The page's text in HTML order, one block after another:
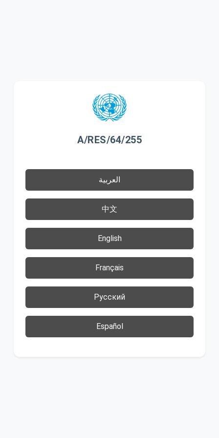
A/RES/64/255
العربية
中文
English
Français
Русский
Español